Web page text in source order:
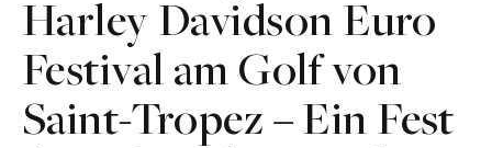
Harley Davidson Euro
Festival am Golf von
Saint-Tropez – Ein Fest